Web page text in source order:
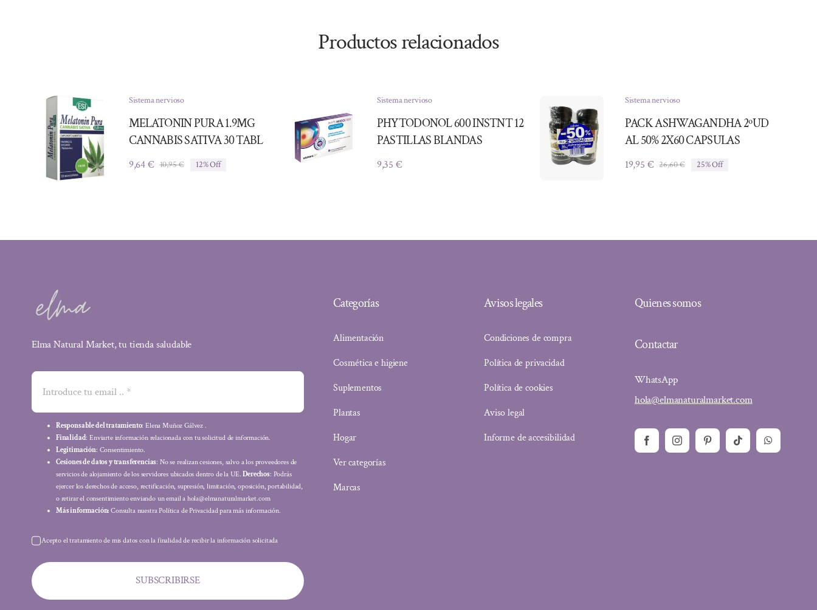
Productos relacionados
Sistema nervioso
MELATONIN PURA 1.9MG
CANNABIS SATIVA 30 TABL
10,95€El
9,64€
El
12% Off
Sistema nervioso
PHYTODONOL 600 INSTNT 12
PASTILLAS BLANDAS
9,35 €
Sistema nervioso
PACK ASHWAGANDHA 2ºUD
AL 50% 2X60 CAPSULAS
26,60€El
19,95 €
El
25% Off
Elma Natural Market, tu tienda saludable
Responsable del tratamiento: Elena Muñoz Gálvez .
Finalidad: Enviarte información relacionada con tu solicitud de información.
Legitimación: Consentimiento.
Cesiones de datos y transferencias: No se realizan cesiones, salvo a los proveedores de
servicios de alojamiento de los servidores ubicados dentro de la UE.Derechos: Podrás
ejercer los derechos de acceso, rectificación, supresión, limitación, oposición, portabilidad,
o retirar el consentimiento enviando un email a hola@elmanaturalmarket.com
Más información: Consulta nuestra Política de Privacidad para más información.
Acepto el tratamiento de mis datos con la finalidad de recibir la información solicitada
SUBSCRIBIRSE
Categorías
Alimentación
Cosmética e higiene
Suplementos
Plantas
Hogar
Ver categorías
Marcas
Avisos legales
Condiciones de compra
Política de privacidad
Política de cookies
Aviso legal
Informe de accesibilidad
Quienes somos
Contactar
WhatsApp
hola@elmanaturalmarket.com